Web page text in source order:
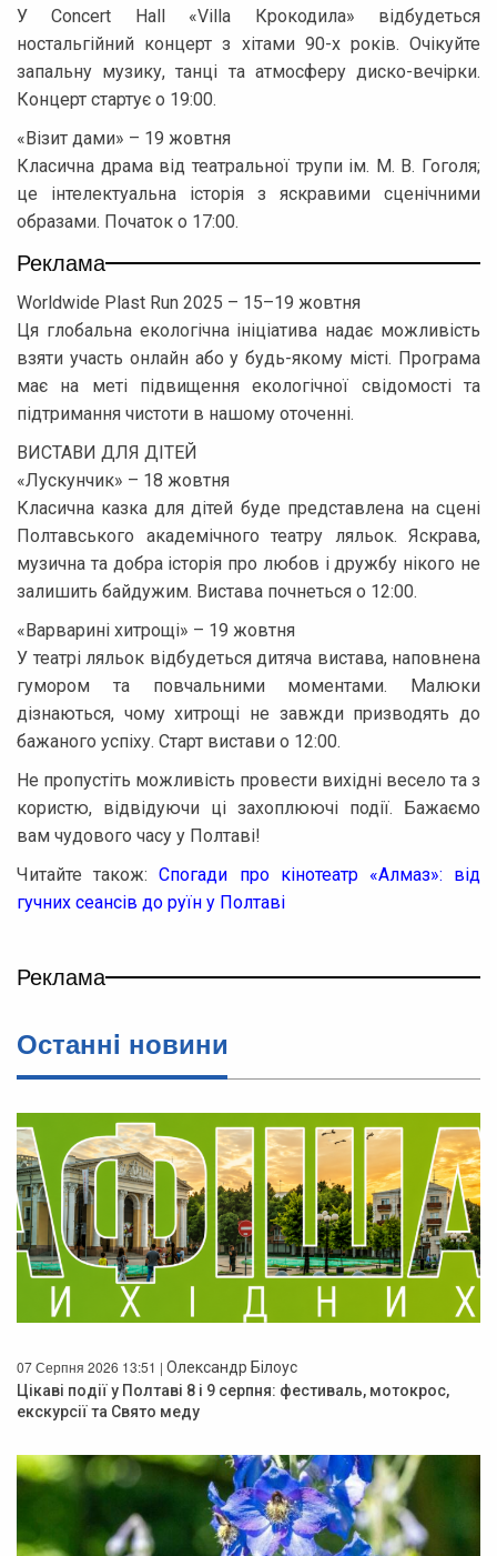
У Concert Hall «Villa Крокодила» відбудеться
ностальгійний концерт з хітами 90-х років. Очікуйте
запальну музику, танці та атмосферу диско-вечірки.
Концерт стартує о 19:00.
«Візит дами» – 19 жовтня
Класична драма від театральної трупи ім. М. В. Гоголя;
це інтелектуальна історія з яскравими сценічними
образами. Початок о 17:00.
Реклама
Worldwide Plast Run 2025 – 15–19 жовтня
Ця глобальна екологічна ініціатива надає можливість
взяти участь онлайн або у будь-якому місті. Програма
має на меті підвищення екологічної свідомості та
підтримання чистоти в нашому оточенні.
ВИСТАВИ ДЛЯ ДІТЕЙ
«Лускунчик» – 18 жовтня
Класична казка для дітей буде представлена на сцені
Полтавського академічного театру ляльок. Яскрава,
музична та добра історія про любов і дружбу нікого не
залишить байдужим. Вистава почнеться о 12:00.
«Варварині хитрощі» – 19 жовтня
У театрі ляльок відбудеться дитяча вистава, наповнена
гумором та повчальними моментами. Малюки
дізнаються, чому хитрощі не завжди призводять до
бажаного успіху. Старт вистави о 12:00.
Не пропустіть можливість провести вихідні весело та з
користю, відвідуючи ці захоплюючі події. Бажаємо
вам чудового часу у Полтаві!
Читайте також:Спогади про кінотеатр «Алмаз»: від
гучних сеансів до руїн у Полтаві
Реклама
Останнi новини
07 Серпня 2026 13:51 | Олександр Білоус
Цікаві події у Полтаві 8 і 9 серпня: фестиваль, мотокрос,
екскурсії та Свято меду